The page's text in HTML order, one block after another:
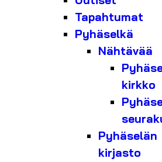
Tapahtumat
Pyhäselkä
Nähtävää
kirkko
Pyhäselän
kirjasto